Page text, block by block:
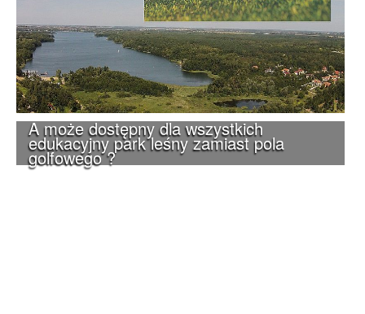
A może dostępny dla wszystkich
edukacyjny park leśny zamiast pola
golfowego ?